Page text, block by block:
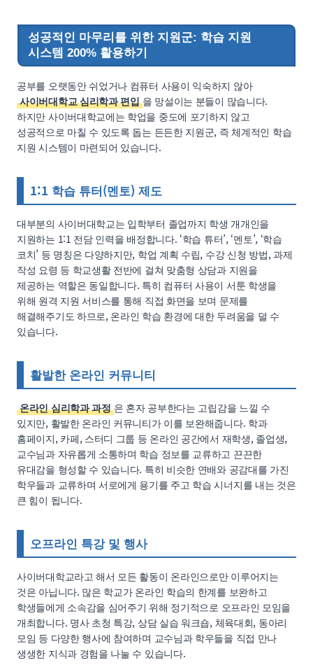
성공적인 마무리를 위한 지원군: 학습 지원
시스템 200% 활용하기
공부를 오랫동안 쉬었거나 컴퓨터 사용이 익숙하지 않아
사이버대학교 심리학과 편입 을 망설이는 분들이 많습니다.
하지만 사이버대학교에는 학업을 중도에 포기하지 않고
성공적으로 마칠 수 있도록 돕는 든든한 지원군, 즉 체계적인 학습
지원 시스템이 마련되어 있습니다.
1:1 학습 튜터(멘토) 제도
대부분의 사이버대학교는 입학부터 졸업까지 학생 개개인을
지원하는 1:1 전담 인력을 배정합니다. ‘학습 튜터’, ‘멘토’, ‘학습
코치’ 등 명칭은 다양하지만, 학업 계획 수립, 수강 신청 방법, 과제
작성 요령 등 학교생활 전반에 걸쳐 맞춤형 상담과 지원을
제공하는 역할은 동일합니다. 특히 컴퓨터 사용이 서툰 학생을
위해 원격 지원 서비스를 통해 직접 화면을 보며 문제를
해결해주기도 하므로, 온라인 학습 환경에 대한 두려움을 덜 수
있습니다.
활발한 온라인 커뮤니티
온라인 심리학과 과정 은 혼자 공부한다는 고립감을 느낄 수
있지만, 활발한 온라인 커뮤니티가 이를 보완해줍니다. 학과
홈페이지, 카페, 스터디 그룹 등 온라인 공간에서 재학생, 졸업생,
교수님과 자유롭게 소통하며 학습 정보를 교류하고 끈끈한
유대감을 형성할 수 있습니다. 특히 비슷한 연배와 공감대를 가진
학우들과 교류하며 서로에게 용기를 주고 학습 시너지를 내는 것은
큰 힘이 됩니다.
오프라인 특강 및 행사
사이버대학교라고 해서 모든 활동이 온라인으로만 이루어지는
것은 아닙니다. 많은 학교가 온라인 학습의 한계를 보완하고
학생들에게 소속감을 심어주기 위해 정기적으로 오프라인 모임을
개최합니다. 명사 초청 특강, 상담 실습 워크숍, 체육대회, 동아리
모임 등 다양한 행사에 참여하며 교수님과 학우들을 직접 만나
생생한 지식과 경험을 나눌 수 있습니다.